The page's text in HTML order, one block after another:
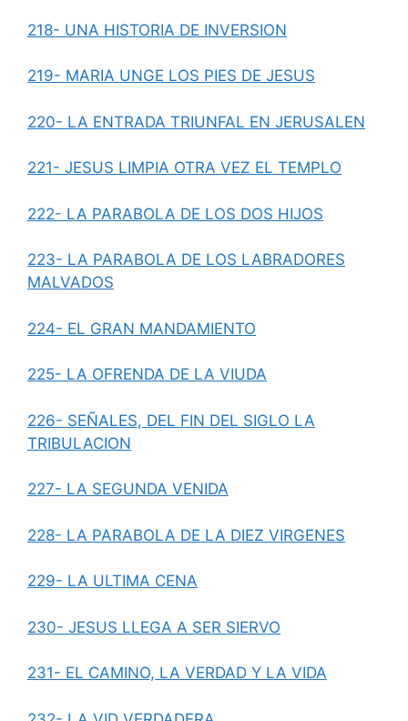
218- UNA HISTORIA DE INVERSION
219- MARIA UNGE LOS PIES DE JESUS
220- LA ENTRADA TRIUNFAL EN JERUSALEN
221- JESUS LIMPIA OTRA VEZ EL TEMPLO
222- LA PARABOLA DE LOS DOS HIJOS
223- LA PARABOLA DE LOS LABRADORES
MALVADOS
224- EL GRAN MANDAMIENTO
225- LA OFRENDA DE LA VIUDA
226- SEÑALES, DEL FIN DEL SIGLO LA
TRIBULACION
227- LA SEGUNDA VENIDA
228- LA PARABOLA DE LA DIEZ VIRGENES
229- LA ULTIMA CENA
230- JESUS LLEGA A SER SIERVO
231- EL CAMINO, LA VERDAD Y LA VIDA